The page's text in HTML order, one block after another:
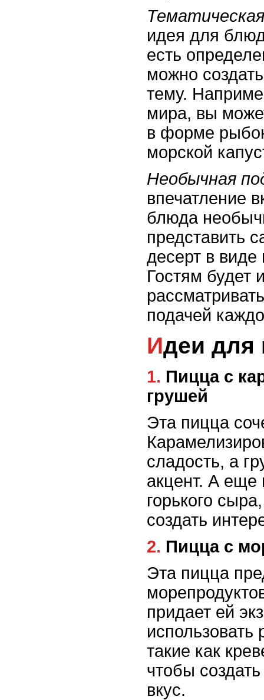
идея для
есть
можно
тему.
мира, вы
в форме
морской
Необычная
впечатление
блюда
представить
десерт в
Гостям будет
подачей
Идеи
1. Пицца с карамелизированным луком и
грушей
Эта пицца
сладость, а
акцент. А еще
горького
создать
2. Пицца с
Эта пицца
придает ей
такие как
чтобы
вкус.